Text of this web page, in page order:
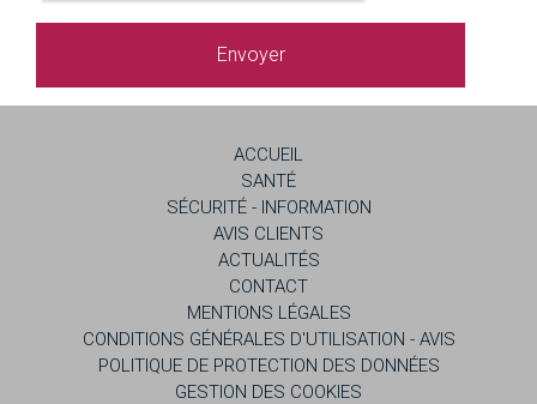
ACCUEIL
SANTÉ
SÉCURITÉ - INFORMATION
AVIS CLIENTS
ACTUALITÉS
CONTACT
MENTIONS LÉGALES
CONDITIONS GÉNÉRALES D'UTILISATION - AVIS
POLITIQUE DE PROTECTION DES DONNÉES
GESTION DES COOKIES